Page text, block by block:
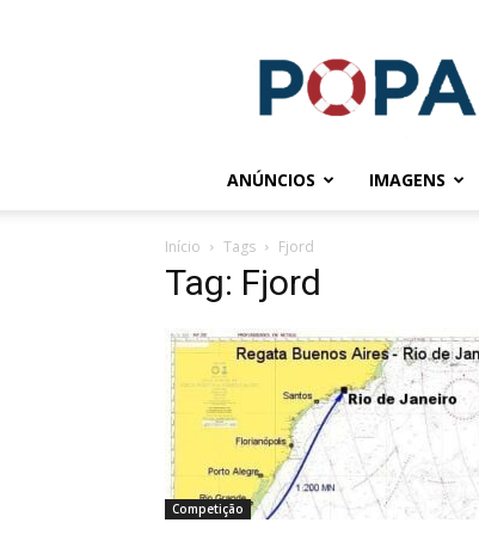
ANÚNCIOS IMAGENS
Início Tags Fjord
Tag: Fjord
Competição